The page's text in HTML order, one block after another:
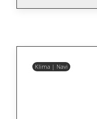
Klima | Navi